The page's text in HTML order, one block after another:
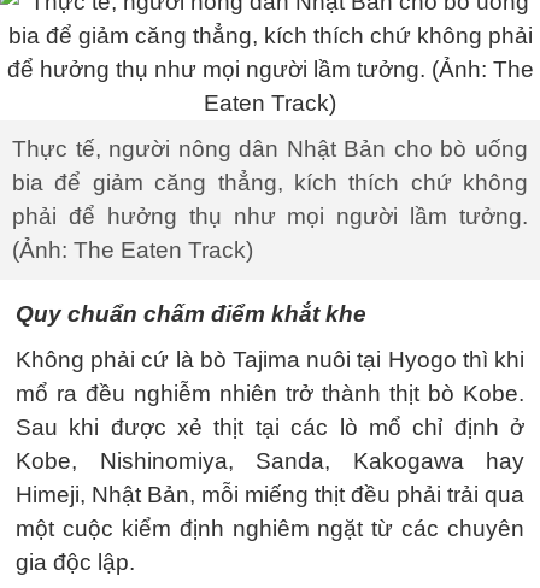
Thực tế, người nông dân Nhật Bản cho bò uống
bia để giảm căng thẳng, kích thích chứ không
phải để hưởng thụ như mọi người lầm tưởng.
(Ảnh: The Eaten Track)
Quy chuẩn chấm điểm khắt khe
Không phải cứ là bò Tajima nuôi tại Hyogo thì khi
mổ ra đều nghiễm nhiên trở thành thịt bò Kobe.
Sau khi được xẻ thịt tại các lò mổ chỉ định ở
Kobe, Nishinomiya, Sanda, Kakogawa hay
Himeji, Nhật Bản, mỗi miếng thịt đều phải trải qua
một cuộc kiểm định nghiêm ngặt từ các chuyên
gia độc lập.